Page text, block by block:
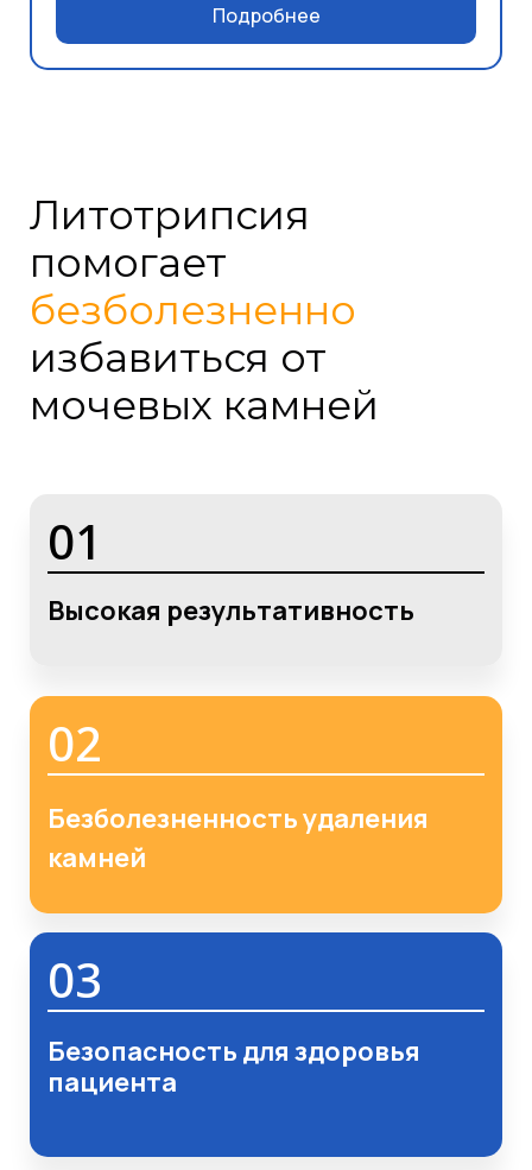
Подробнее
Литотрипсия
помогает
безболезненно
избавиться от
мочевых камней
01
Высокая результативность
02
Безболезненность удаления
камней
03
Безопасность для здоровья
пациента